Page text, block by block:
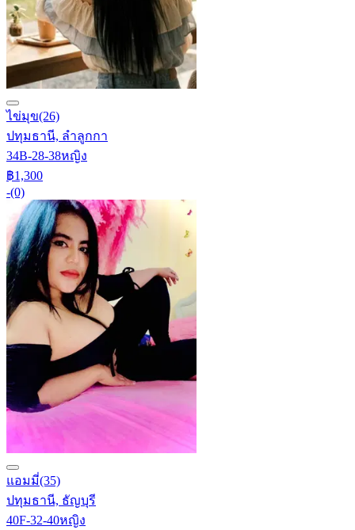
ไข่มุข(26)
ปทุมธานี, ลำลูกกา
34B-28-38หญิง
฿1,300
-(0)
แอมมี่(35)
ปทุมธานี, ธัญบุรี
40F-32-40หญิง